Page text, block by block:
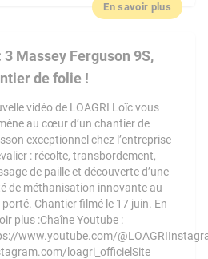
En savoir plus
Massey Ferguson 9S,
de folie !
vidéo de LOAGRI Loïc vous
au cœur d’un chantier de
exceptionnel chez l’entreprise
: récolte, transbordement,
de paille et découverte d’une
de méthanisation innovante au
porté. Chantier filmé le 17 juin. En
plus :Chaîne Youtube :
www.youtube.com/
loagri_officielSite